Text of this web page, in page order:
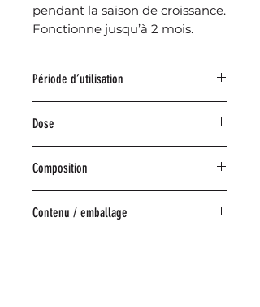
pendant la saison de croissance.
Fonctionne jusqu’à 2 mois.
Période d’utilisation
septembre
Dose
Composition
minéral NPK(Mg) 6­5­9(+3MgO) de
Contenu / emballage